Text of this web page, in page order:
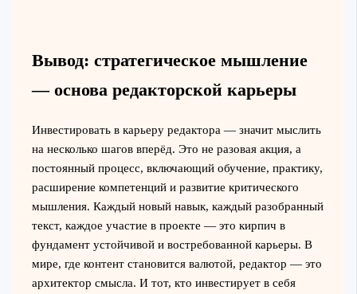
Вывод: стратегическое мышление
— основа редакторской карьеры
Инвестировать в карьеру редактора — значит мыслить
на несколько шагов вперёд. Это не разовая акция, а
постоянный процесс, включающий обучение, практику,
расширение компетенций и развитие критического
мышления. Каждый новый навык, каждый разобранный
текст, каждое участие в проекте — это кирпич в
фундамент устойчивой и востребованной карьеры. В
мире, где контент становится валютой, редактор — это
архитектор смысла. И тот, кто инвестирует в себя